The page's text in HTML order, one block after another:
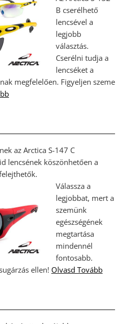
B cserélhető
lencsével a
legjobb
választás.
Cserélni tudja a
lencséket a
megfelelően. Figyeljen szeme
az Arctica S-147 C
lencsének köszönhetően a
Válassza a
legjobbat, mert a
szemünk
egészségének
megtartása
mindennél
fontosabb.
ellen! Olvasd Tovább